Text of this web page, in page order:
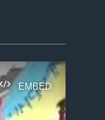
EMBED